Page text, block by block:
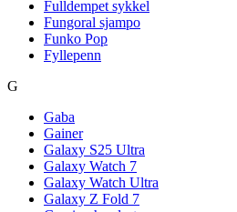
Fulldempet sykkel
Fungoral sjampo
Funko Pop
Fyllepenn
G
Gaba
Gainer
Galaxy S25 Ultra
Galaxy Watch 7
Galaxy Watch Ultra
Galaxy Z Fold 7